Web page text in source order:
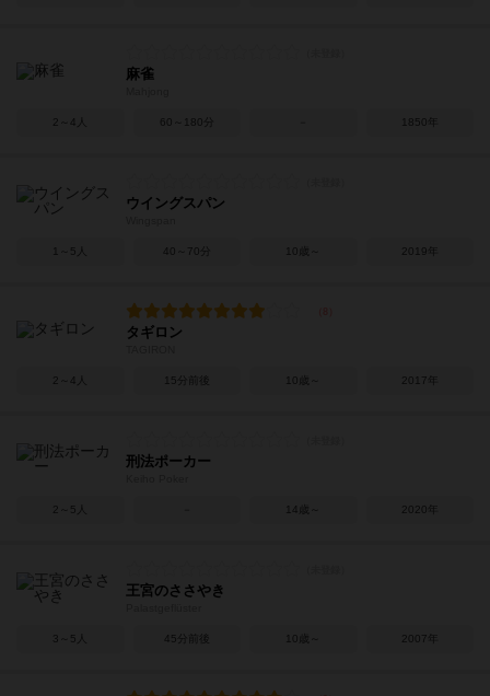
麻雀
2～4人 60～180分 1850年
ウイングスパン
1～5人 40～70分 10歳～ 2019年
タギロン
2～4人 15分前後 10歳～ 2017年
刑法ポーカー
2～5人 14歳～ 2020年
王宮のささやき
3～5人 45分前後 10歳～ 2007年